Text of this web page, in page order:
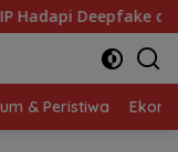
Dari Ruang
& Peristiwa